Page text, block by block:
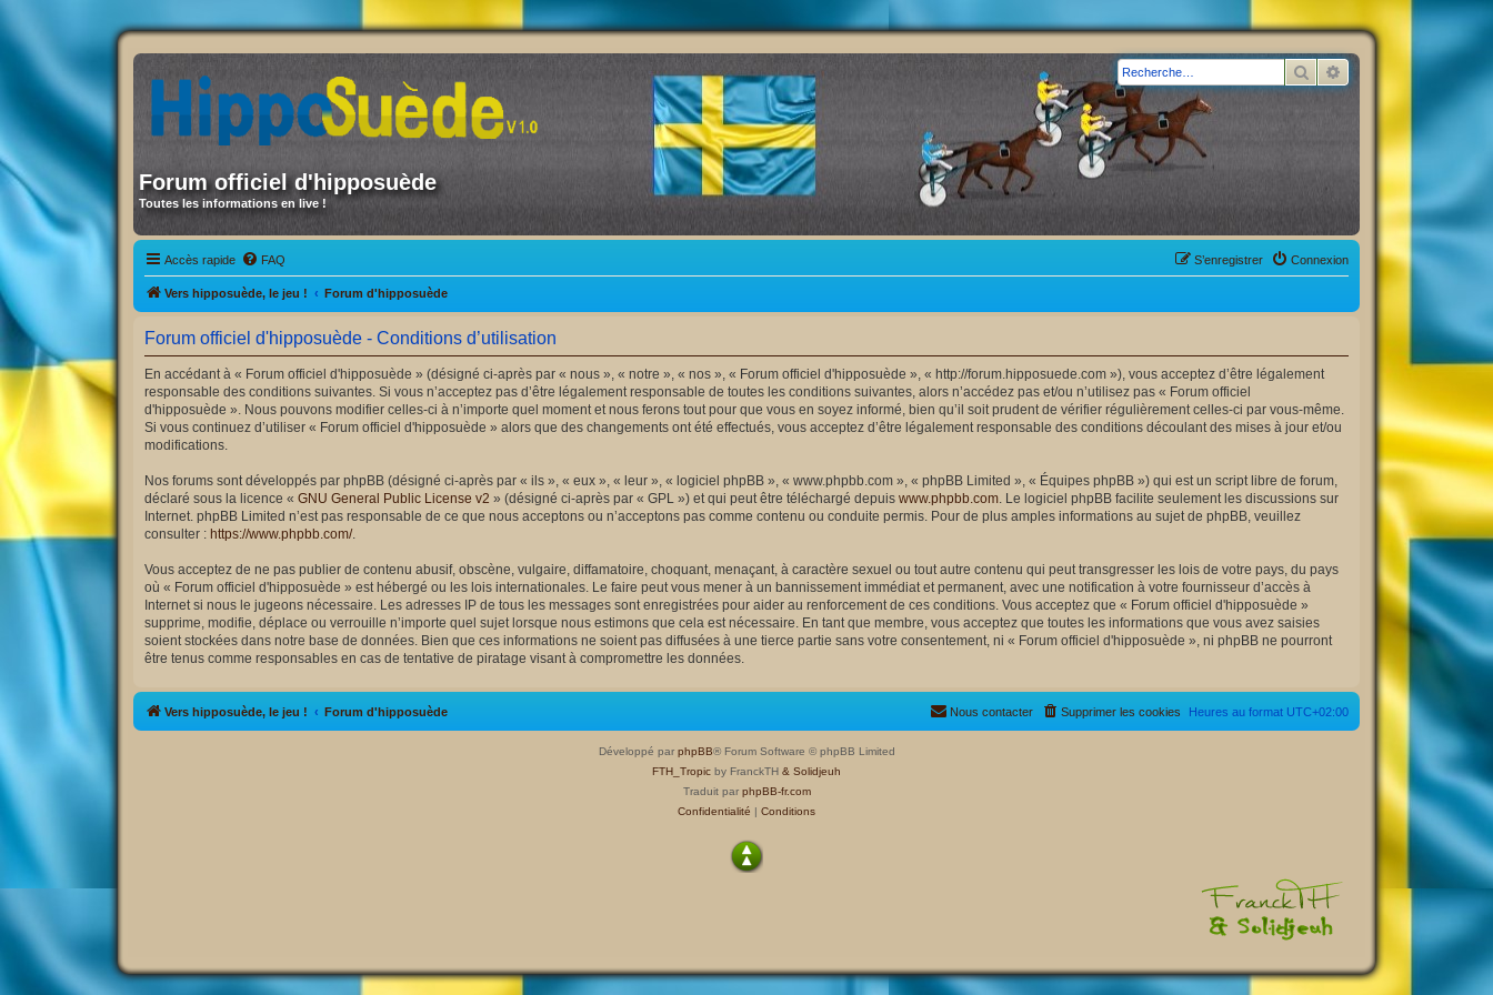
Forum officiel d'hipposuède
Toutes les informations en live !
Rechercher
Accès rapide FAQ Connexion
S’enregistrer
Vers hipposuède, le jeu ! Forum d'hipposuède
Forum officiel d'hipposuède - Conditions d’utilisation
En accédant à « Forum officiel d'hipposuède » (désigné ci-après par « nous », « notre », « nos », « Forum officiel d'hipposuède », « http://forum.hipposuede.com »), vous acceptez d’être légalement
responsable des conditions suivantes. Si vous n’acceptez pas d’être légalement responsable de toutes les conditions suivantes, alors n’accédez pas et/ou n’utilisez pas « Forum officiel
d'hipposuède ». Nous pouvons modifier celles-ci à n’importe quel moment et nous ferons tout pour que vous en soyez informé, bien qu’il soit prudent de vérifier régulièrement celles-ci par vous-même.
Si vous continuez d’utiliser « Forum officiel d'hipposuède » alors que des changements ont été effectués, vous acceptez d’être légalement responsable des conditions découlant des mises à jour et/ou
modifications.
Nos forums sont développés par phpBB (désigné ci-après par « ils », « eux », « leur », « logiciel phpBB », « www.phpbb.com », « phpBB Limited », « Équipes phpBB ») qui est un script libre de forum,
déclaré sous la licence « GNU General Public License v2 » (désigné ci-après par « GPL ») et qui peut être téléchargé depuis www.phpbb.com . Le logiciel phpBB facilite seulement les discussions sur
Internet. phpBB Limited n’est pas responsable de ce que nous acceptons ou n’acceptons pas comme contenu ou conduite permis. Pour de plus amples informations au sujet de phpBB, veuillez
consulter : https://www.phpbb.com/.
Vous acceptez de ne pas publier de contenu abusif, obscène, vulgaire, diffamatoire, choquant, menaçant, à caractère sexuel ou tout autre contenu qui peut transgresser les lois de votre pays, du pays
où « Forum officiel d'hipposuède » est hébergé ou les lois internationales. Le faire peut vous mener à un bannissement immédiat et permanent, avec une notification à votre fournisseur d’accès à
Internet si nous le jugeons nécessaire. Les adresses IP de tous les messages sont enregistrées pour aider au renforcement de ces conditions. Vous acceptez que « Forum officiel d'hipposuède »
supprime, modifie, déplace ou verrouille n’importe quel sujet lorsque nous estimons que cela est nécessaire. En tant que membre, vous acceptez que toutes les informations que vous avez saisies
soient stockées dans notre base de données. Bien que ces informations ne soient pas diffusées à une tierce partie sans votre consentement, ni « Forum officiel d'hipposuède », ni phpBB ne pourront
être tenus comme responsables en cas de tentative de piratage visant à compromettre les données.
Vers hipposuède, le jeu ! Forum d'hipposuède Heures au format UTC+02:00
Supprimer les cookies
Nous contacter
Développé par phpBB® Forum Software © phpBB Limited
FTH_Tropic by FranckTH & Solidjeuh
Traduit par phpBB-fr.com
Confidentialité | Conditions